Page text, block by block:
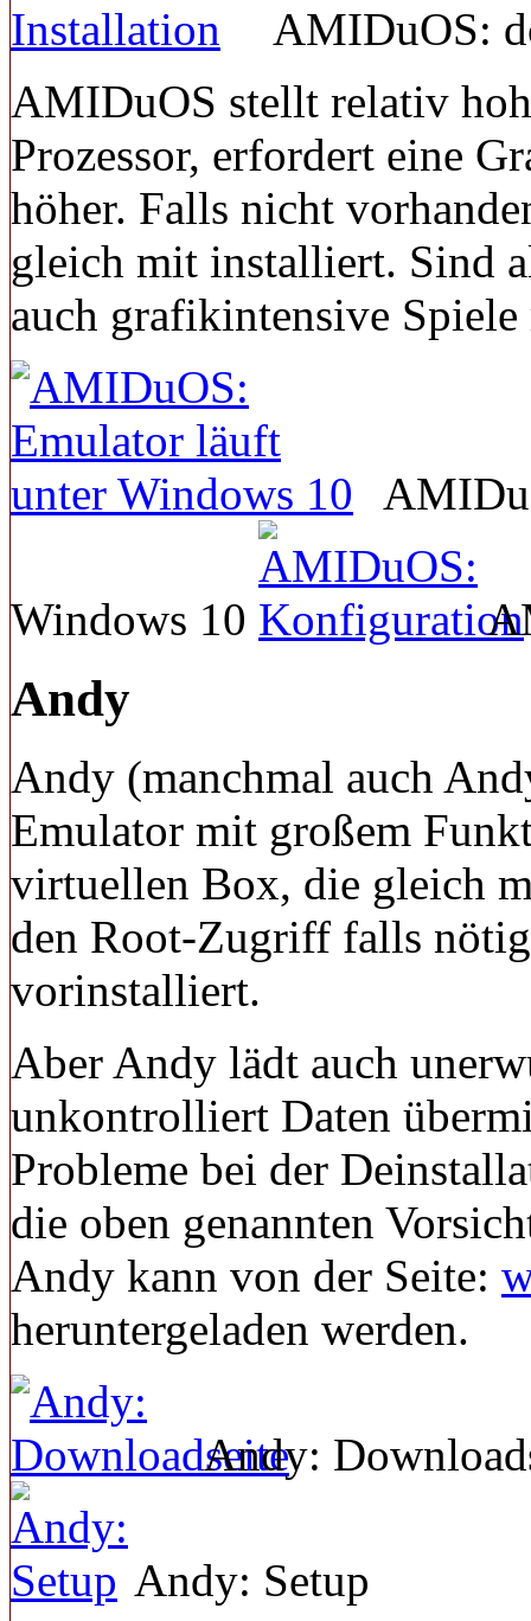
AMIDuOS:
AMIDuOS stellt relativ
Prozessor, erfordert eine
höher. Falls nicht
gleich mit installiert. Sind
auch grafikintensive
Windows 10
Andy
Andy (manchmal auch
Emulator mit großem
virtuellen Box, die gleich
den Root-Zugriff falls
vorinstalliert.
Aber Andy lädt auch
unkontrolliert Daten
Probleme bei der
die oben genannten
Andy kann von der Seite:
heruntergeladen werden.
Andy:
Andy: Setup